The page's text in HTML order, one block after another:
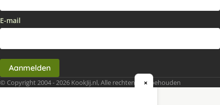
E-mail
Aanmelden
© Copyright 2004 - 2026 KookJij.nl, Alle rechten voorbehouden
×